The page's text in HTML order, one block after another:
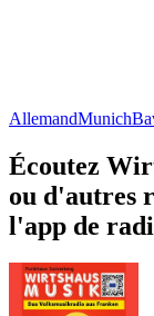
AllemandMunich
Écoutez
ou d'autres
l'app de